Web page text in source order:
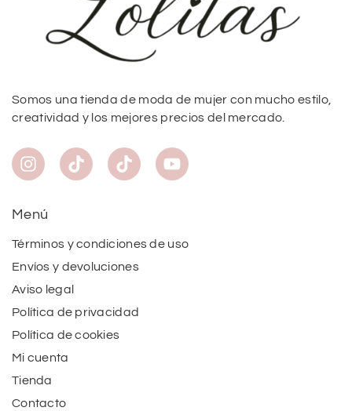
Somos una tienda de moda de mujer con mucho estilo,
creatividad y los mejores precios del mercado.
Menú
Términos y condiciones de uso
Envíos y devoluciones
Aviso legal
Política de privacidad
Política de cookies
Mi cuenta
Tienda
Contacto